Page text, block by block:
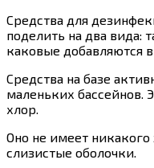
Средства для
поделить на два вида:
каковые добавляются
Средства на базе
маленьких бассейнов.
хлор.
Оно не имеет никакого
слизистые оболочки.